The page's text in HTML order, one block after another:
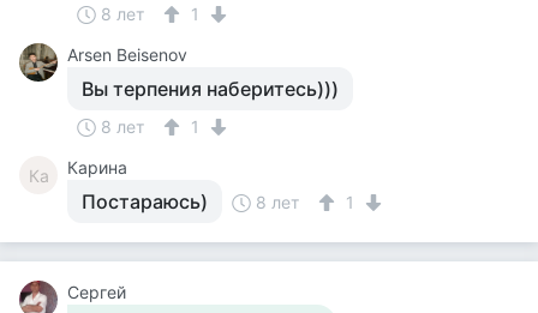
8 лет
1
Arsen Beisenov
Вы терпения наберитесь)))
8 лет 1
Ка Карина
Постараюсь) 8 лет 1
Сергей